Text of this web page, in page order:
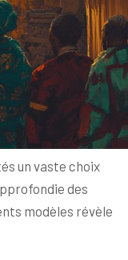
un vaste choix
des
modèles révèle